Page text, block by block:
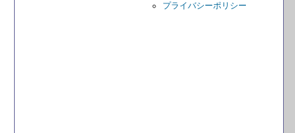
プライバシーポリシー